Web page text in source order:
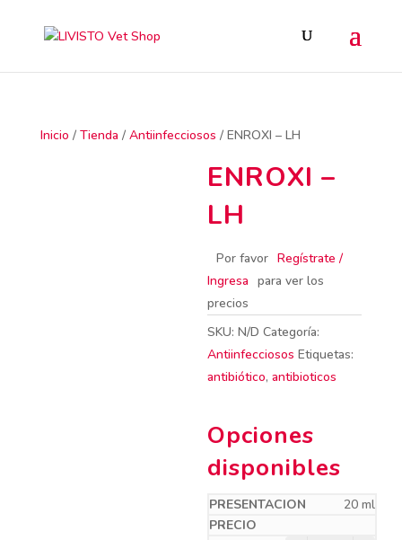
Inicio / Tienda / Antiinfecciosos / ENROXI – LH
ENROXI –
LH
Por favor Regístrate /
Ingresa para ver los
precios
SKU:N/D Categoría:
Antiinfecciosos Etiquetas:
antibiótico,antibioticos
Opciones
disponibles
20 ml